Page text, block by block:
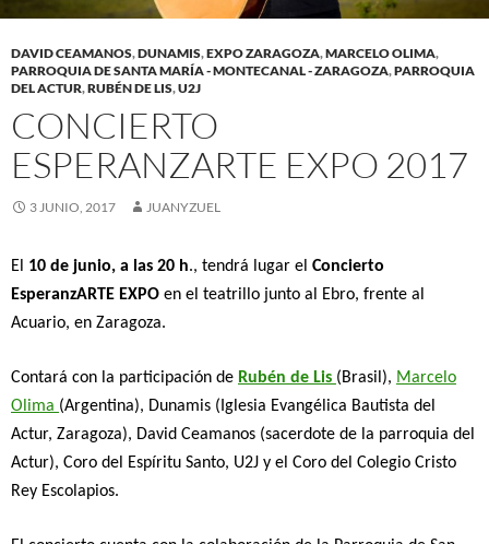
DAVID CEAMANOS,DUNAMIS,EXPO ZARAGOZA,MARCELO OLIMA,
PARROQUIA DE SANTA MARÍA - MONTECANAL - ZARAGOZA,PARROQUIA
DEL ACTUR,RUBÉN DE LIS,U2J
CONCIERTO
ESPERANZARTE EXPO 2017
3 JUNIO, 2017 JUANYZUEL
El 10 de junio, a las 20 h., tendrá lugar el Concierto
EsperanzARTE EXPO en el teatrillo junto al Ebro, frente al
Acuario, en Zaragoza.
Contará con la participación de Rubén de Lis (Brasil), Marcelo
Olima (Argentina), Dunamis (Iglesia Evangélica Bautista del
Actur, Zaragoza), David Ceamanos (sacerdote de la parroquia del
Actur), Coro del Espíritu Santo, U2J y el Coro del Colegio Cristo
Rey Escolapios.